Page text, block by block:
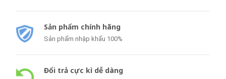
Sản phẩm chính hãng
Sản phẩm nhập khẩu 100%
Đổi trả cực kì dễ dàng